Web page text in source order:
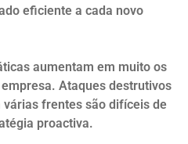
eficiente a cada novo
aumentam em muito os
Ataques destrutivos
frentes são difíceis de
proactiva.